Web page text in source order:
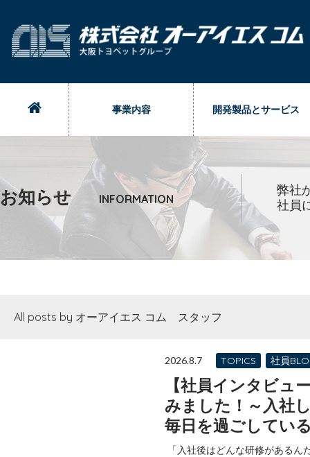
事業内容 開発製品とサービス
お知らせ INFORMATION
弊社
社員
All posts by オーアイエス コム スタッフ
2026.8.7 TOPICS 社員
【社員インタビュ
みました！～入社
毎日を過ごしてい
「入社後はどんな研修がある